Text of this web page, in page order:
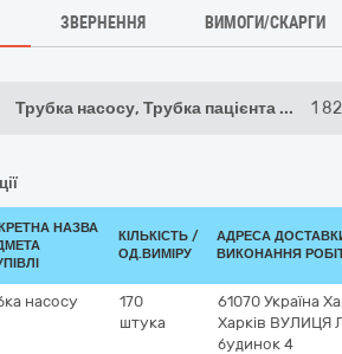
ЗВЕРНЕННЯ ВИМОГИ/СКАРГИ
Трубка насосу, Трубка пацієнта ... 1
НАЗВА
КІЛЬКІСТЬ /
ОД.ВИМІРУ
АДРЕСА
ВИКОНАННЯ
насосу
170
штука
61070 Україна
Харків ВУЛИЦЯ
будинок 4